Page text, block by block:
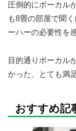
圧倒的にボーカル
も8畳の部屋で聞
ーハーの必要性を
目的通りボーカル
かった、とても満
おすすめ記